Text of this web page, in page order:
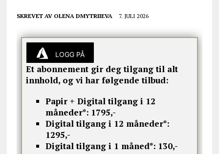
SKREVET AV OLENA DMYTRIIEVA 7. JULI 2026
LOGG PÅ
Et abonnement gir deg tilgang til alt
innhold, og vi har følgende tilbud:
Papir + Digital tilgang i 12
måneder*: 1795,-
Digital tilgang i 12 måneder*:
1295,-
Digital tilgang i 1 måned*: 130,-